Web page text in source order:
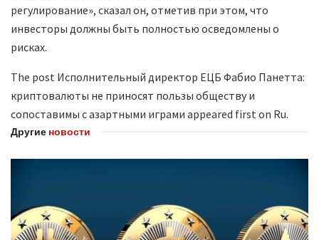
регулирование», сказал он, отметив при этом, что
инвесторы должны быть полностью осведомлены о
рисках.
The post Исполнительный директор ЕЦБ Фабио Панетта:
криптовалюты не приносят пользы обществу и
сопоставимы с азартными играми appeared first on Ru.
Другие новости